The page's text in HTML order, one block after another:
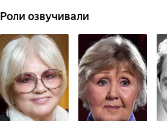
Роли озвучивали